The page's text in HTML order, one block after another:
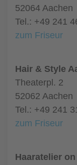
52064 Aachen
Tel.: +49 241
zum Friseur
Hair & Style
Theaterpl. 2
52062 Aachen
Tel.: +49 241
zum Friseur
Haaratelier